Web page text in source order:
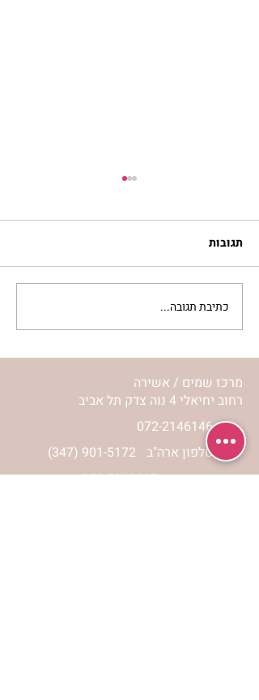
מתגעגעות לבית המפגש,
השיעור לתשעה באב | הר'
ימימה מזרחי
תגובות
כתיבת תגובה...
מרכז שמים / אשירה
רחוב יחיאלי 4 נוה צדק תל אביב
072-2146146
(347) 901-5172 טלפון ארה"ב
וואטסאפ: 052-5260027